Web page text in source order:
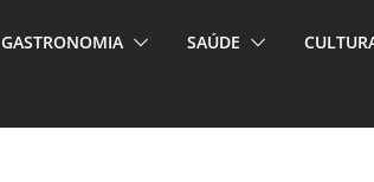
GASTRONOMIA SAÚDE